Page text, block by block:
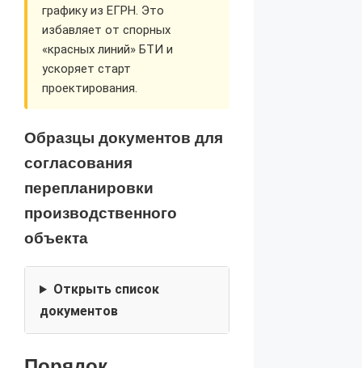
графику из ЕГРН. Это
избавляет от спорных
«красных линий» БТИ и
ускоряет старт
проектирования.
Образцы документов для
согласования
перепланировки
производственного
объекта
Открыть список
документов